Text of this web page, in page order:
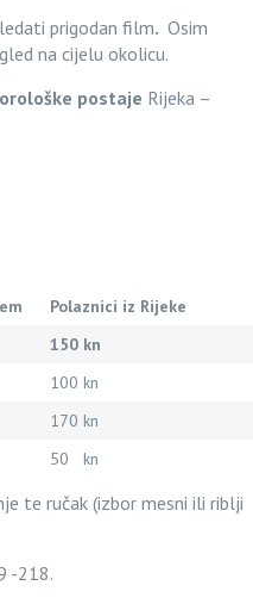
prigodan film. Osim
na cijelu okolicu.
postaje Rijeka –
Polaznici iz Rijeke
150 kn
100 kn
170 kn
50 kn
te ručak (izbor mesni ili riblji
-218.